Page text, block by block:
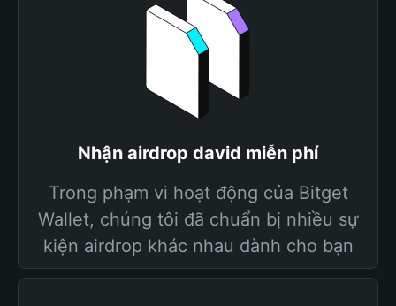
Nhận airdrop david miễn phí
Trong phạm vi hoạt động của Bitget
Wallet, chúng tôi đã chuẩn bị nhiều sự
kiện airdrop khác nhau dành cho bạn